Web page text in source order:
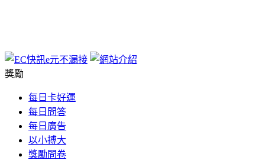
獎勵
每日卡好運
每日問答
每日廣告
以小搏大
獎勵問卷